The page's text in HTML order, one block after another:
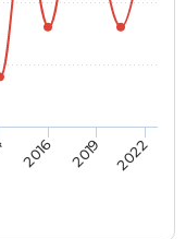
2016 2019 2022